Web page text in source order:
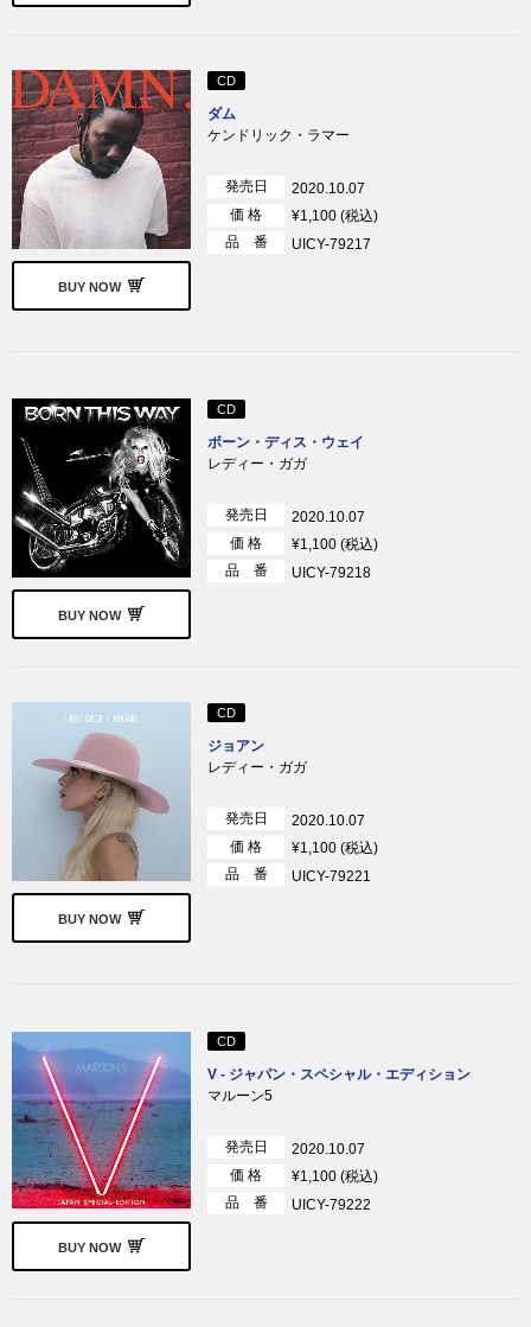
BUY NOW
CD
ダム
ケンドリック・ラマー
発売日
2020.10.07
価 格
¥1,100 (税込)
品 番
UICY-79217
BUY NOW
CD
ボーン・ディス・ウェイ
レディー・ガガ
発売日
2020.10.07
価 格
¥1,100 (税込)
品 番
UICY-79218
BUY NOW
CD
ジョアン
レディー・ガガ
発売日
2020.10.07
価 格
¥1,100 (税込)
品 番
UICY-79221
BUY NOW
CD
V - ジャパン・スペシャル・エディション
マルーン5
発売日
2020.10.07
価 格
¥1,100 (税込)
品 番
UICY-79222